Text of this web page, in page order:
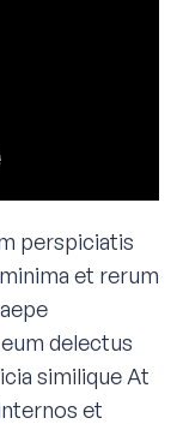
perspiciatis
et rerum
delectus
similique At
et